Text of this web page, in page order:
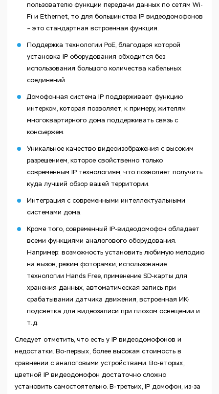
пользователю функции передачи данных по сетям Wi-
Fi и Ethernet, то для большинства IP видеодомофонов
– это стандартная встроенная функция.
Поддержка технологии PoE, благодаря которой
установка IP оборудования обходится без
использования большого количества кабельных
соединений.
Домофонная система IP поддерживает функцию
интерком, которая позволяет, к примеру, жителям
многоквартирного дома поддерживать связь с
консьержем.
Уникальное качество видеоизображения c высоким
разрешением, которое свойственно только
современным IP технологиям, что позволяет получить
куда лучший обзор вашей территории.
Интеграция с современными интеллектуальными
системами дома.
Кроме того, современный IP-видеодомофон обладает
всеми функциями аналогового оборудования.
Например: возможность установить любимую мелодию
на вызов, режим фоторамки, использование
технологии Hands Free, применение SD-карты для
хранения данных, автоматическая запись при
срабатывании датчика движения, встроенная ИК-
подсветка для видеозаписи при плохом освещении и
т.д.
Следует отметить, что есть у IP видеодомофонов и
недостатки. Во-первых, более высокая стоимость в
сравнении с аналоговыми устройствами. Во-вторых,
цветной IP видеодомофон достаточно сложно
установить самостоятельно. В-третьих, IP домофон, из-за